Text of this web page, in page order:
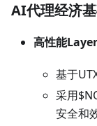
AI代理经济
高性能
基于
采用
安全和